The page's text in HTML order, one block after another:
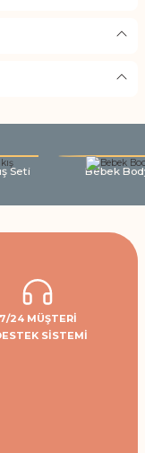
Seti Bebek
7/24 MÜŞTERİ
SİSTEMİ